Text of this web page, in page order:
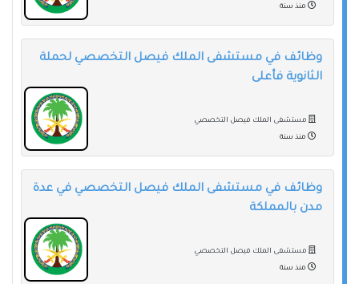
منذ سنة
وظائف في مستشفى الملك فيصل التخصصي لحملة
الثانوية فأعلى
مستشفى الملك فيصل التخصصي
منذ سنة
وظائف في مستشفى الملك فيصل التخصصي في عدة
مدن بالمملكة
مستشفى الملك فيصل التخصصي
منذ سنة